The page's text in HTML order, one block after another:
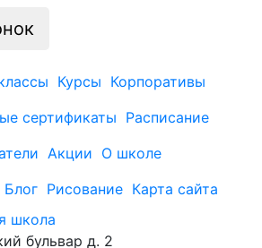
Курсы Корпоративы
сертификаты
Расписание
Акции О школе
Блог Рисование Карта сайта
бульвар д. 2